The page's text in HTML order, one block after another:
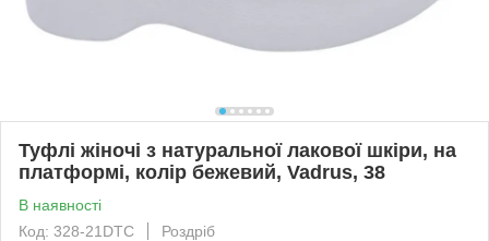
Туфлі жіночі з натуральної лакової шкіри, на
платформі, колір бежевий, Vadrus, 38
В наявності
Код: 328-21DTC
Роздріб